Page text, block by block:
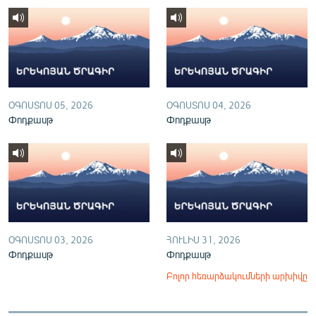
English
Русский
ՀԵՏԵՎԵՔ ՄԵԶ
«Ազատության» բոլոր կայքերը
ՕԳՈՍՏՈՍ 05, 2026
Փոդքասթ
ՕԳՈՍՏՈՍ 04, 2026
Փոդքասթ
ՕԳՈՍՏՈՍ 03, 2026
Փոդքասթ
ՀՈՒԼԻՍ 31, 2026
Փոդքասթ
Բոլոր հեռարձակումների արխիվը